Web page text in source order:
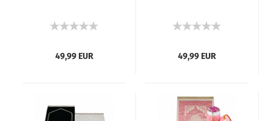
49,99 EUR 49,99 EUR